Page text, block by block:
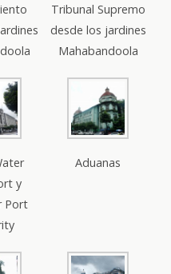
Tribunal Supremo
desde los jardines
Mahabandoola
y
Port
Aduanas